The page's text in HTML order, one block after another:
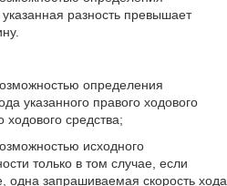
разность превышает
определения
указанного правого ходового
ходового средства;
исходного
только в том случае, если
одна запрашиваемая скорость хода